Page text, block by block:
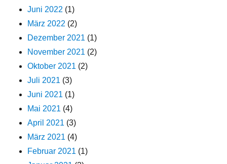
Juni 2022 (1)
März 2022 (2)
Dezember 2021 (1)
November 2021 (2)
Oktober 2021 (2)
Juli 2021 (3)
Juni 2021 (1)
Mai 2021 (4)
April 2021 (3)
März 2021 (4)
Februar 2021 (1)